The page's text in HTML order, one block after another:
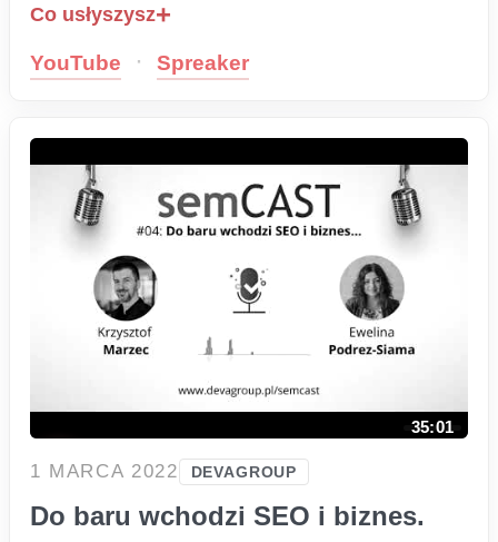
Co usłyszysz
YouTube · Spreaker
35:01
1 MARCA 2022 DEVAGROUP
Do baru wchodzi SEO i biznes.